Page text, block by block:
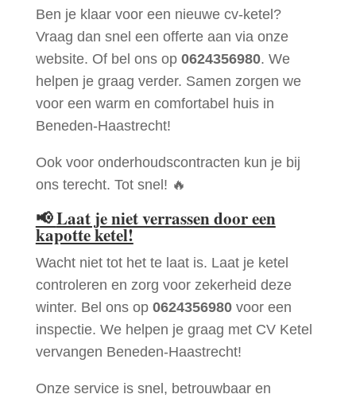
Ben je klaar voor een nieuwe cv-ketel?
Vraag dan snel een offerte aan via onze
website. Of bel ons op 0624356980. We
helpen je graag verder. Samen zorgen we
voor een warm en comfortabel huis in
Beneden-Haastrecht!
Ook voor onderhoudscontracten kun je bij
ons terecht. Tot snel! 🔥
📢Laat je niet verrassen door een
kapotte ketel!
Wacht niet tot het te laat is. Laat je ketel
controleren en zorg voor zekerheid deze
winter. Bel ons op 0624356980voor een
inspectie. We helpen je graag met CV Ketel
vervangen Beneden-Haastrecht!
Onze service is snel, betrouwbaar en